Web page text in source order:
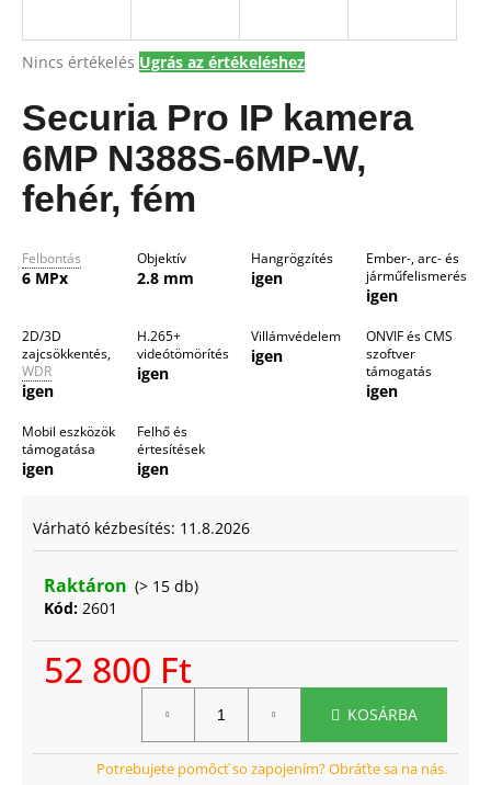
A
átlagos
értékelése
5-
ből
0,0
csillag.
Nincs értékelés Ugrás az értékeléshez
Securia Pro IP kamera
6MP N388S-6MP-W,
fehér, fém
Felbontás
6 MPx
Objektív
2.8 mm
Hangrögzítés
igen
Ember-, arc- és
járműfelismerés
igen
2D/3D
zajcsökkentés,
WDR
igen
H.265+
videótömörítés
igen
Villámvédelem
igen
ONVIF és CMS
szoftver
támogatás
igen
Mobil eszközök
támogatása
igen
Felhő és
értesítések
igen
Várható kézbesítés: 11.8.2026
Raktáron (> 15 db)
Kód: 2601
52 800 Ft
KOSÁRBA
A
á
n
l
j
u